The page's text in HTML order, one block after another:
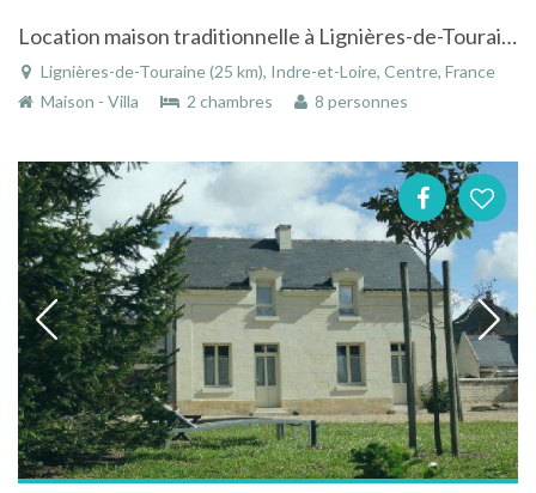
Location maison traditionnelle à Lignières-de-Touraine en Indre-et-Loire - Centre
Lignières-de-Touraine (25 km), Indre-et-Loire, Centre, France
Maison - Villa
2 chambres 8 personnes